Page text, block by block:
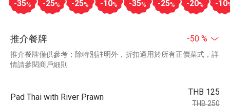
-35% -25% -25% -10% -35% -25% -20% -10
推介餐牌 -50 %
推介餐牌僅供參考；除特別註明外，折扣適用於所有正價菜式，詳
情請參閱商戶細則
Pad Thai with River Prawn
THB 125
THB 250